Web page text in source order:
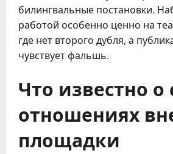
билингвальные постановки.
работой особенно ценно на
где нет второго дубля, а
чувствует фальшь.
Что известно о
отношениях
площадки